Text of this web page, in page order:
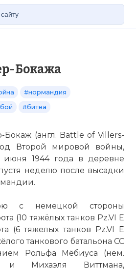
Бокажа
#нормандия
#битва
Бокаж (англ. Battle of Villers-
Второй мировой войны,
июня 1944 года в деревне
неделю после высадки
с немецкой стороны
(10 тяжёлых танков Pz.VI E
(6 тяжелых танков Pz.VI E
танкового батальона СС
Рольфа Мёбиуса (нем.
Михаэля Виттмана,